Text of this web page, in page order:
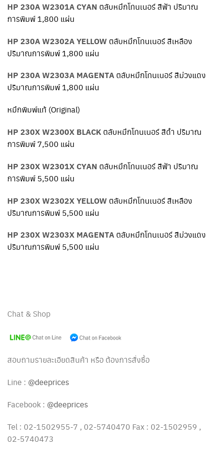
HP 230A W2301A CYAN ตลับหมึกโทนเนอร์ สีฟ้า ปริมาณ
การพิมพ์ 1,800 แผ่น
HP 230A W2302A YELLOW ตลับหมึกโทนเนอร์ สีเหลือง
ปริมาณการพิมพ์ 1,800 แผ่น
HP 230A W2303A MAGENTA ตลับหมึกโทนเนอร์ สีม่วงแดง
ปริมาณการพิมพ์ 1,800 แผ่น
หมึกพิมพ์แท้ (Original)
HP 230X W2300X BLACK ตลับหมึกโทนเนอร์ สีดำ ปริมาณ
การพิมพ์ 7,500 แผ่น
HP 230X W2301X CYAN ตลับหมึกโทนเนอร์ สีฟ้า ปริมาณ
การพิมพ์ 5,500 แผ่น
HP 230X W2302X YELLOW ตลับหมึกโทนเนอร์ สีเหลือง
ปริมาณการพิมพ์ 5,500 แผ่น
HP 230X W2303X MAGENTA ตลับหมึกโทนเนอร์ สีม่วงแดง
ปริมาณการพิมพ์ 5,500 แผ่น
Chat & Shop
สอบถามรายละเอียดสินค้า หรือ ต้องการสั่งซื้อ
Line : @deeprices
Facebook : @deeprices
Tel : 02-1502955-7 , 02-5740470 Fax : 02-1502959 ,
02-5740473